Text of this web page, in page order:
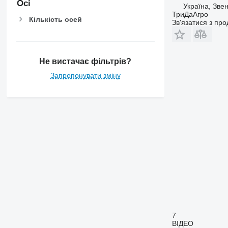
Осі
Кількість осей
Не вистачає фільтрів?
Запропонувати зміну
Україна,
ТриДаАгро
Зв'язатися з
7
ВІДЕО